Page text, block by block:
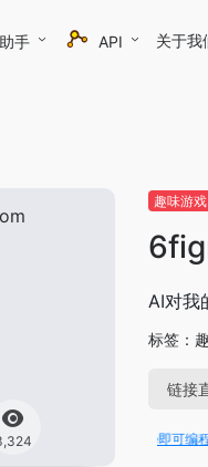
手 API 关于我
趣味游戏
AI对我
标签：
链接
！- 字节Trae即可编程又可聊天